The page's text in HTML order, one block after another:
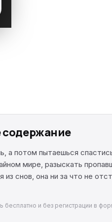
содержание
потом пытаешься
мире, разыскать
снов, она ни за что не
бесплатно и без регистрации в